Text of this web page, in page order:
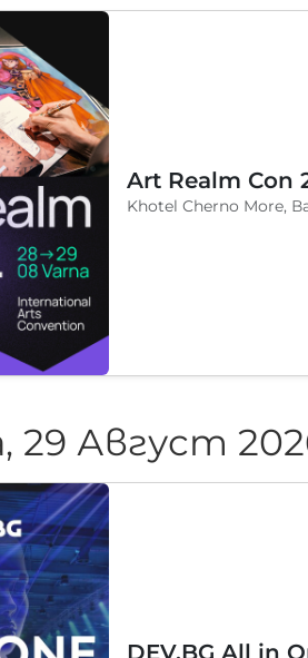
Art Realm Con
Khotel Cherno More,
29 Август